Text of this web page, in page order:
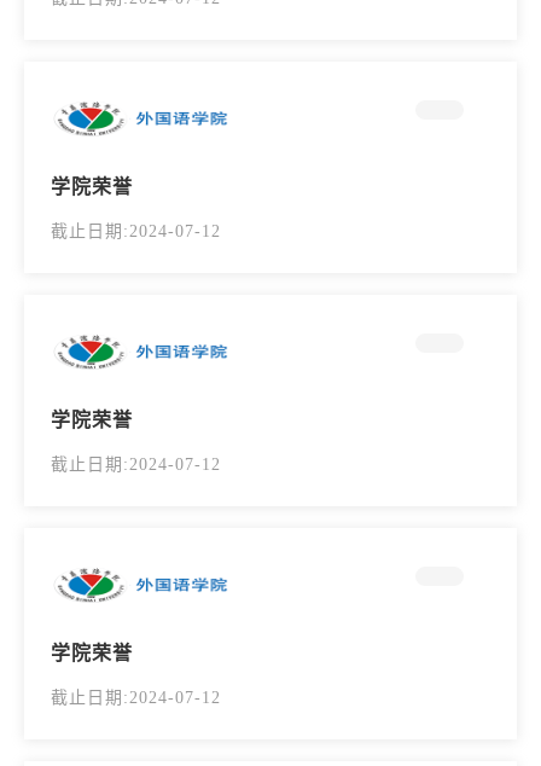
学院荣誉
截止日期:2024-07-12
学院荣誉
截止日期:2024-07-12
学院荣誉
截止日期:2024-07-12